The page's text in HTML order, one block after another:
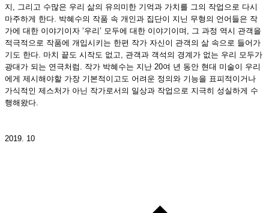
지, 그리고 수많은 우리 삶의 유의미한 기억과 가치를 그의 작업으로 다시
마주하게 한다. 박혜수의 작품 속 개인과 집단이 지닌 무형의 언어들은 작
가에 대한 이야기이자 ‘우리’ 모두에 대한 이야기이며, 그 과정 역시 관객을
적극적으로 작품에 개입시키는 한편 작가 자신이 관객의 삶 속으로 들어가
기도 한다. 마치 끝도 시작도 없고, 관객과 객석의 경계가 없는 우리 모두가
광대가 되는 연극처럼. 작가 박혜수는 지난 20여 년 동안 현대 미술이 우리
에게 제시해야할 가장 기본적이고도 어려운 정의와 기능을 표피적이거나
가식적인 제스처가 아닌 작가로서의 일상과 작업으로 지극히 성실하게 수
행해왔다.
2019. 10